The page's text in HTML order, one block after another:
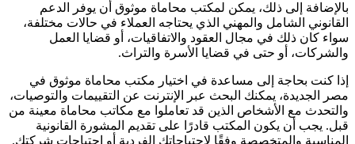
بالإضافة إلى ذلك، يمكن لمكتب محاماة موثوق أن يوفر الدعم
القانوني الشامل والمهني الذي يحتاجه العملاء في حالات مختلفة،
سواء كان ذلك في مجال العقود والاتفاقيات، أو قضايا العمل
والشركات، أو حتى في قضايا الأسرة والتراث.
إذا كنت بحاجة إلى مساعدة في اختيار مكتب محاماة موثوق في
مصر الجديدة، يمكنك البحث عبر الإنترنت عن التقييمات والتوصيات،
والتحدث مع الأشخاص الذين قد تعاملوا مع مكاتب محاماة معينة من
قبل. يجب أن يكون المكتب قادرًا على تقديم المشورة القانونية
المناسبة والمتخصصة وفقًا لاحتياجاتك الفردية أو احتياجات شركتك.